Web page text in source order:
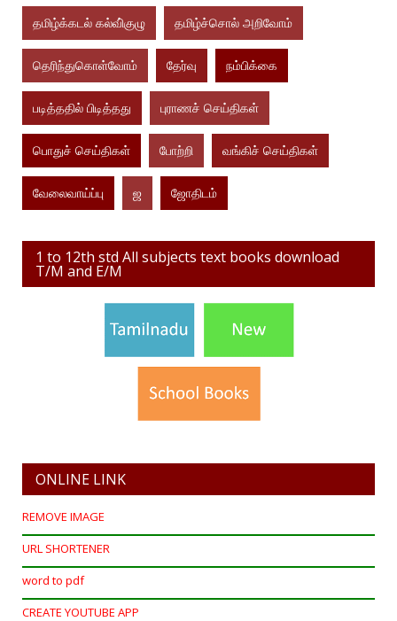
தமிழ்க்கடல் கல்வி்குழு தமிழ்ச்சொல் அறிவோம்
தெரிந்துகொள்வோம் தேர்வு நம்பிக்கை
படித்ததில் பிடித்தது புராணச் செய்திகள்
பொதுச் செய்திகள் போற்றி வங்கிச் செய்திகள்
வேலைவாய்ப்பு ஜ ஜோதிடம்
1 to 12th std All subjects text books download
T/M and E/M
ONLINE LINK
REMOVE IMAGE
URL SHORTENER
word to pdf
CREATE YOUTUBE APP